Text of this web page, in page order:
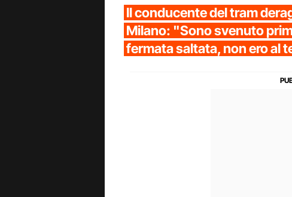
Il conducente del tram
Milano: "Sono svenuto
fermata saltata, non ero al